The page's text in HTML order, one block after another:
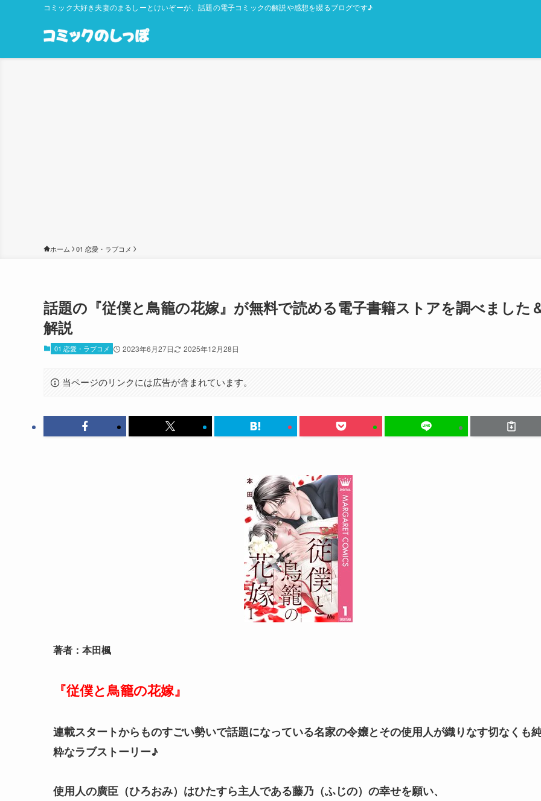
コミック大好き夫妻のまるしーとけいぞーが、話題の電子コミックの解説や感想を綴るブログです♪
ホーム 01 恋愛・ラブコメ
話題の『従僕と鳥籠の花嫁』が無料で読める電子書籍ストアを調べました
解説
01 恋愛・ラブコメ 2023年6月27日 2025年12月28日
当ページのリンクには広告が含まれています。
著者：本田楓
『従僕と鳥籠の花嫁』
連載スタートからものすごい勢いで話題になっている名家の令嬢とその使用人が織りなす切なくも
粋なラブストーリー♪
使用人の廣臣（ひろおみ）はひたすら主人である藤乃（ふじの）の幸せを願い、